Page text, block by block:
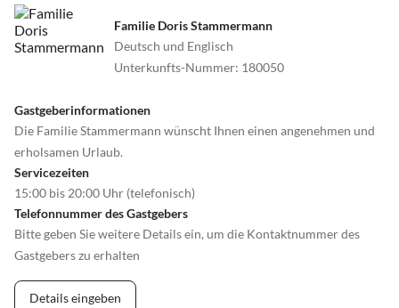
Familie Doris Stammermann
Deutsch und Englisch
Unterkunfts-Nummer: 180050
Gastgeberinformationen
Die Familie Stammermann wünscht Ihnen einen angenehmen und
erholsamen Urlaub.
Servicezeiten
15:00 bis 20:00 Uhr (telefonisch)
Telefonnummer des Gastgebers
Bitte geben Sie weitere Details ein, um die Kontaktnummer des
Gastgebers zu erhalten
Details eingeben